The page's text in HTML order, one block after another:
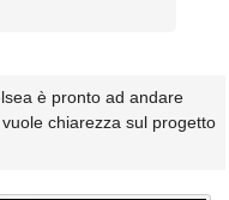
è pronto ad andare
chiarezza sul progetto